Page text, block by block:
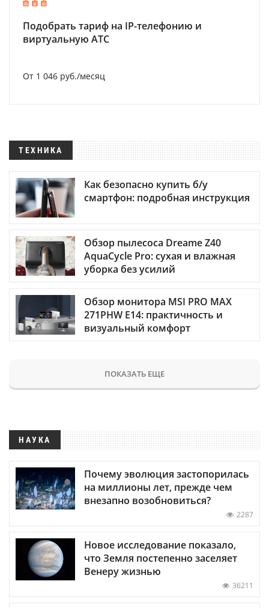
Подобрать тариф на IP-телефонию и
виртуальную АТС
От 1 046 руб./месяц
ТЕХНИКА
Как безопасно купить б/у
смартфон: подробная инструкция
Обзор пылесоса Dreame Z40
AquaCycle Pro: сухая и влажная
уборка без усилий
Обзор монитора MSI PRO MAX
271PHW E14: практичность и
визуальный комфорт
ПОКАЗАТЬ ЕЩЕ
НАУКА
Почему эволюция застопорилась
на миллионы лет, прежде чем
внезапно возобновиться?
2287
Новое исследование показало,
что Земля постепенно заселяет
Венеру жизнью
36211